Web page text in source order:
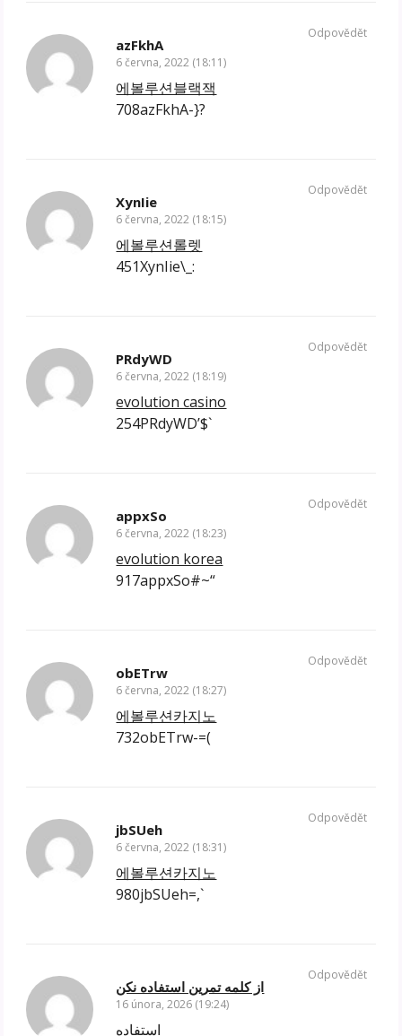
azFkhA
6 června, 2022 (18:11)
에볼루션블랙잭
708azFkhA-}?
Odpovědět
XynIie
6 června, 2022 (18:15)
에볼루션롤렛
451XynIie\_:
Odpovědět
PRdyWD
6 června, 2022 (18:19)
evolution casino
254PRdyWD’$`
Odpovědět
appxSo
6 června, 2022 (18:23)
evolution korea
917appxSo#~“
Odpovědět
obETrw
6 června, 2022 (18:27)
에볼루션카지노
732obETrw-=(
Odpovědět
jbSUeh
6 června, 2022 (18:31)
에볼루션카지노
980jbSUeh=,`
Odpovědět
از کلمه تمرین استفاده نکن
16 února, 2026 (19:24)
استفاده
Odpovědět